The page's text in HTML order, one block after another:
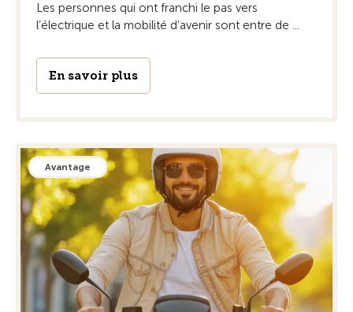
Les personnes qui ont franchi le pas vers
l’électrique et la mobilité d’avenir sont entre de ...
En savoir plus
Avantage